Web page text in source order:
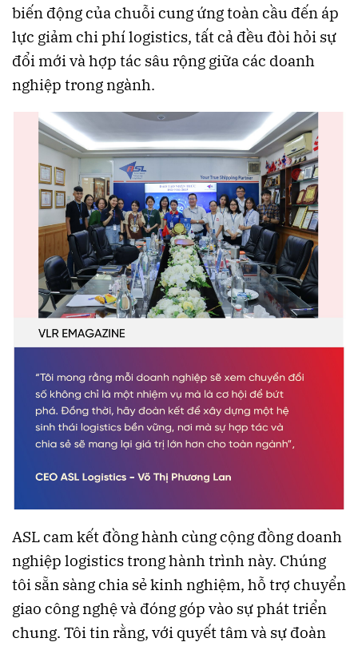
biến động của chuỗi cung ứng toàn cầu đến áp
lực giảm chi phí logistics, tất cả đều đòi hỏi sự
đổi mới và hợp tác sâu rộng giữa các doanh
nghiệp trong ngành.
ASL cam kết đồng hành cùng cộng đồng doanh
nghiệp logistics trong hành trình này. Chúng
tôi sẵn sàng chia sẻ kinh nghiệm, hỗ trợ chuyển
giao công nghệ và đóng góp vào sự phát triển
chung. Tôi tin rằng, với quyết tâm và sự đoàn